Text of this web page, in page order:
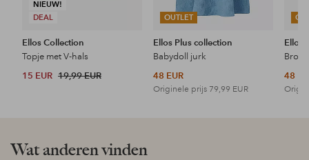
NIEUW!
DEAL
Ellos Collection
Topje met V-hals
15 EUR 19,99 EUR
OUTLET
Ellos Plus collection
Babydoll jurk
48 EUR
Originele prijs 79,99 EUR
Ellos
48
Wat anderen vinden